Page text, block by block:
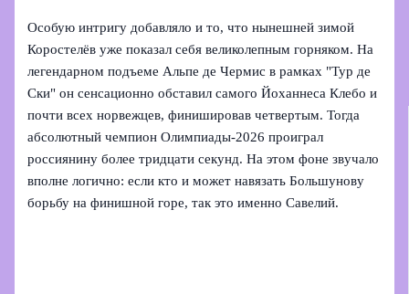
Особую интригу добавляло и то, что нынешней зимой
Коростелёв уже показал себя великолепным горняком. На
легендарном подъеме Альпе де Чермис в рамках "Тур де
Ски" он сенсационно обставил самого Йоханнеса Клебо и
почти всех норвежцев, финишировав четвертым. Тогда
абсолютный чемпион Олимпиады‑2026 проиграл
россиянину более тридцати секунд. На этом фоне звучало
вполне логично: если кто и может навязать Большунову
борьбу на финишной горе, так это именно Савелий.